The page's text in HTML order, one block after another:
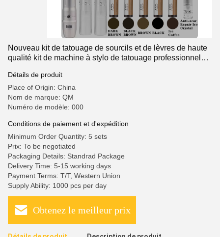
Nouveau kit de tatouage de sourcils et de lèvres de haute
qualité kit de machine à stylo de tatouage professionnel
adapté à l'art corporel
Détails de produit
Place of Origin: China
Nom de marque: QM
Numéro de modèle: 000
Conditions de paiement et d'expédition
Minimum Order Quantity: 5 sets
Prix: To be negotiated
Packaging Details: Standrad Package
Delivery Time: 5-15 working days
Payment Terms: T/T, Western Union
Supply Ability: 1000 pcs per day
Obtenez le meilleur prix